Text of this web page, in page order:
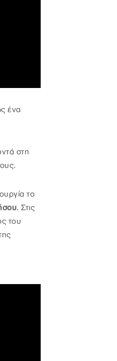
ένα
στη
το
. Στις
του